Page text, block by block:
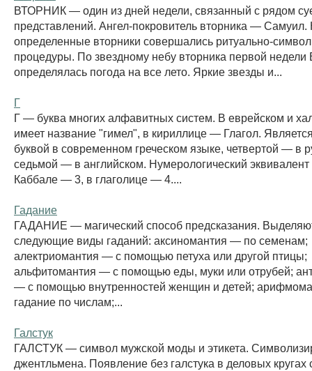
ВТОРНИК — один из дней недели, связанный с рядом
представлений. Ангел-покровитель вторника —
определенные вторники совершались ритуально-
процедуры. По звездному небу вторника первой недели
определялась погода на все лето. Яркие звезды и...
Г
Г — буква многих алфавитных систем. В еврейском и
имеет название "гимел", в кириллице — Глагол.
буквой в современном греческом языке, четвертой — в
седьмой — в английском. Нумерологический
Каббале — 3, в глаголице — 4....
Гадание
ГАДАНИЕ — магический способ предсказания.
следующие виды гаданий: аксиномантия — по семенам;
алектриомантия — с помощью петуха или другой птицы;
альфитомантия — с помощью еды, муки или отрубей;
— с помощью внутренностей женщин и детей;
гадание по числам;...
Галстук
ГАЛСТУК — символ мужской моды и этикета.
джентльмена. Появление без галстука в деловых кругах